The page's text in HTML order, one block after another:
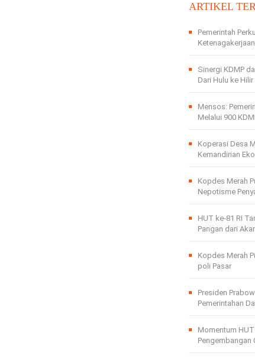
ARTIKEL
Pemerintah
Ketenagakerjaan
Sinergi KDMP
Dari Hulu ke Hilir
Mensos:
Melalui 900
Koperasi Desa
Kemandirian
Kopdes Merah
Nepotisme
HUT ke-81 RI
Pangan dari
Kopdes Merah
poli Pasar
Presiden
Pemerintahan
Momentum
Pengembangan